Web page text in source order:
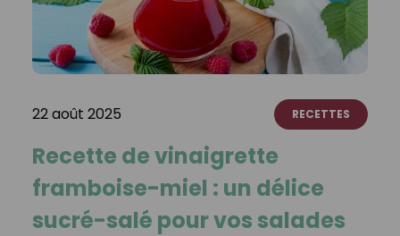
22 août 2025 RECETTES
Recette de vinaigrette
framboise-miel : un délice
sucré-salé pour vos salades